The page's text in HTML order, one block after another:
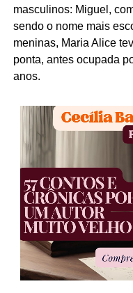
masculinos: Miguel,
sendo o nome mais
meninas, Maria Alice
ponta, antes ocupada
anos.